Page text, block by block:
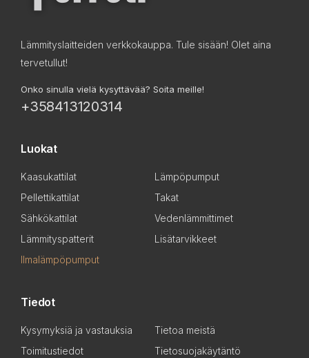
Lämmityslaitteiden verkkokauppa. Tule sisään! Olet aina
tervetullut!
Onko sinulla vielä kysyttävää? Soita meille!
+358413120314
Luokat
Kaasukattilat
Lämpöpumput
Pellettikattilat
Takat
Sähkökattilat
Vedenlämmittimet
Lämmityspatterit
Lisätarvikkeet
Ilmalämpöpumput
Tiedot
Kysymyksiä ja vastauksia
Tietoa meistä
Toimitustiedot
Tietosuojakäytäntö